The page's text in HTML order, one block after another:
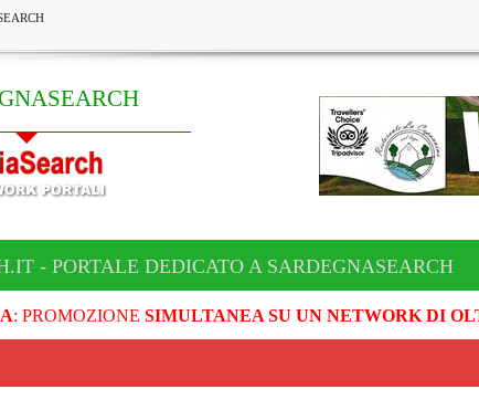
- PORTALE DEDICATO A SARDEGNASEARCH
: PROMOZIONE SIMULTANEA SU UN NETWORK DI